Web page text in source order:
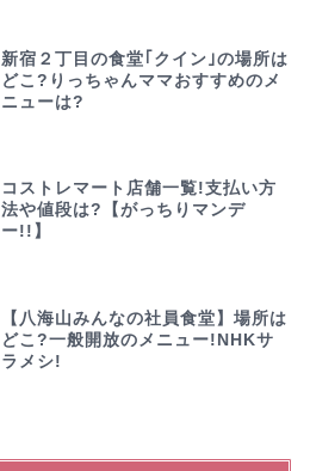
新宿２丁目の食堂｢クイン｣の場所は
どこ?りっちゃんママおすすめのメ
ニューは?
コストレマート店舗一覧!支払い方
法や値段は?【がっちりマンデ
ー!!】
【八海山みんなの社員食堂】場所は
どこ?一般開放のメニュー!NHKサ
ラメシ!